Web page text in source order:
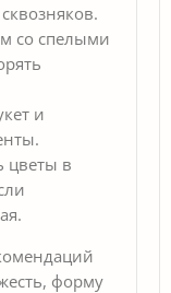
со спелыми
и
цветы в
форму